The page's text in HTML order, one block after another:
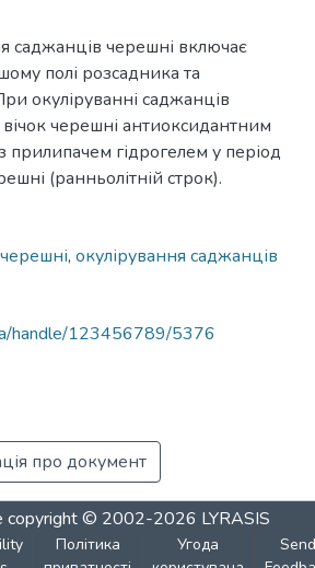
саджанців черешні включає
полі розсадника та
окуліруванні саджанців
черешні антиоксидантним
гідрогелем у період
(ранньолітній строк).
, окулірування саджанців
handle/123456789/5376
про документ
copyright © 2002-2026 LYRASIS
Політика
Угода
Send